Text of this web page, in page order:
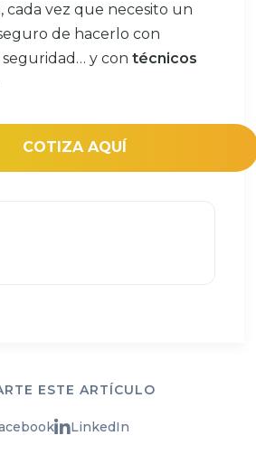
cada vez que necesito un
de hacerlo con
y con técnicos
COTIZA AQUÍ
ESTE ARTÍCULO
LinkedIn